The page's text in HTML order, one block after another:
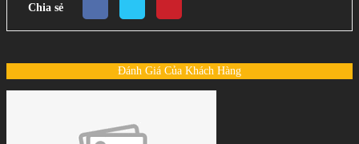
Chia sẻ
Đánh Giá Của Khách Hàng